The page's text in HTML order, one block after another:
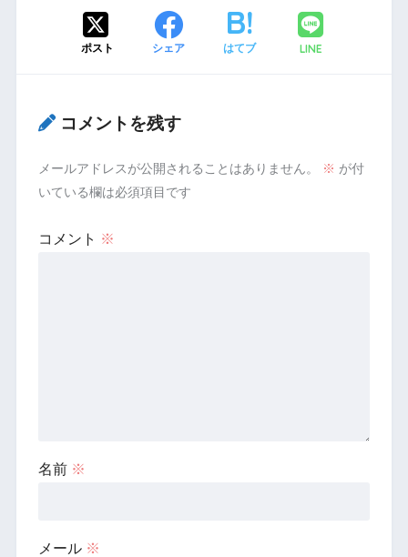
ポスト シェア はてブ LINE
コメントを残す
メールアドレスが公開されることはありません。 ※ が付
いている欄は必須項目です
コメント ※
名前 ※
メール ※